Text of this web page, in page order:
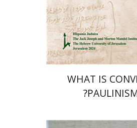
אתר ספר מודפס
$35
$32
WHAT IS